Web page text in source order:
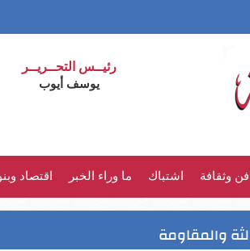
رئيــس التحــريــر
يوسف أيوب
فن وثقافة اشتباك ما وراء الخبر اقتصاد
والمقاومة